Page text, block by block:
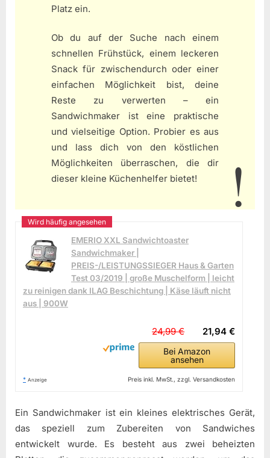
Platz ein.
Ob du auf der Suche nach einem
schnellen Frühstück, einem leckeren
Snack für zwischendurch oder einer
einfachen Möglichkeit bist, deine
Reste zu verwerten – ein
Sandwichmaker ist eine praktische
und vielseitige Option. Probier es aus
und lass dich von den köstlichen
Möglichkeiten überraschen, die dir
dieser kleine Küchenhelfer bietet!
EMERIO XXL Sandwichtoaster
Sandwichmaker |
PREIS-/LEISTUNGSSIEGER Haus & Garten
Test 03/2019 | große Muschelform | leicht
zu reinigen dank ILAG Beschichtung | Käse läuft nicht
aus | 900W
21,94 €
24,99 €
Bei Amazon
ansehen
* Anzeige Preis inkl. MwSt., zzgl. Versandkosten
Ein Sandwichmaker ist ein kleines elektrisches Gerät,
das speziell zum Zubereiten von Sandwiches
entwickelt wurde. Es besteht aus zwei beheizten